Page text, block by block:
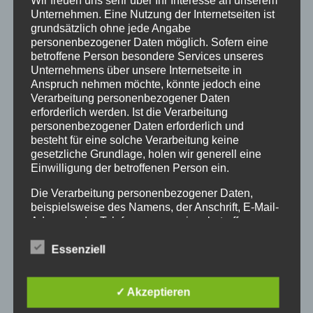
et ultrices posuere cubilia Curae; Fusce quis purus a
mi cursus commodo. Pellentesque viverra nibh in
urna tempus cursus. Cras fringilla pulvinar felis. Ut
elit orci, vulputate nec congue eget, bibendum eget
urna. Vivamus a odio et nisl vestibulum ultrices.
Fusce nec vestibulum lorem. Nulla facilisi. Aenean
suscipit erat odio, at scelerisque sem facilisis non.
Curabitur ac ex sollicitudin, lacinia nunc sit amet,
imperdiet leo. Sed at varius sem. Sed suscipit id diam
ac consequat. Morbi porta viverra magna suscipit
vestibulum. Praesent pretium porta velit.
Unternehmen. Eine Nutzung der Internetseiten ist
grundsätzlich ohne jede Angabe
personenbezogener Daten möglich. Sofern eine
betroffene Person besondere Services unseres
Unternehmens über unsere Internetseite in
Anspruch nehmen möchte, könnte jedoch eine
Verarbeitung personenbezogener Daten
erforderlich werden. Ist die Verarbeitung
personenbezogener Daten erforderlich und
besteht für eine solche Verarbeitung keine
gesetzliche Grundlage, holen wir generell eine
Einwilligung der betroffenen Person ein.
Die Verarbeitung personenbezogener Daten,
beispielsweise des Namens, der Anschrift, E-Mail-
Adresse oder Telefonnummer einer betroffenen
Datenschutz-Grundverordnung und in
landesspezifischen Datenschutzbestimmungen.
Mittels dieser Datenschutzerklärung möchte unser
Unternehmen die Öffentlichkeit über Art, Umfang
Essenziell
✓ Akzeptieren